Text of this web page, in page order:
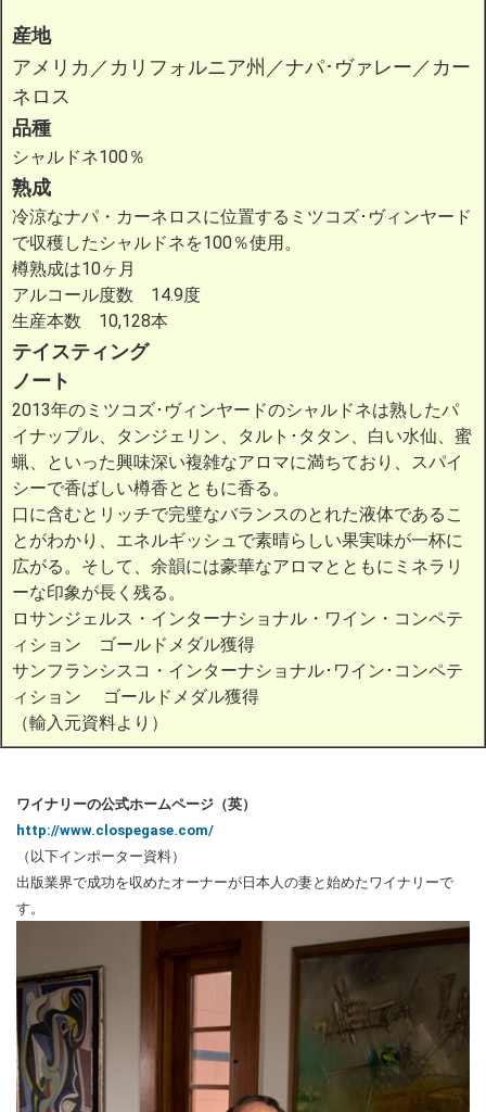
産地
アメリカ／カリフォルニア州／ナパ･ヴァレー／カー
ネロス
品種
シャルドネ100％
熟成
冷涼なナパ・カーネロスに位置するミツコズ･ヴィンヤード
で収穫したシャルドネを100％使用。
樽熟成は10ヶ月
アルコール度数 14.9度
生産本数 10,128本
テイスティング
ノート
2013年のミツコズ･ヴィンヤードのシャルドネは熟したパ
イナップル、タンジェリン、タルト･タタン、白い水仙、蜜
蝋、といった興味深い複雑なアロマに満ちており、スパイ
シーで香ばしい樽香とともに香る。
口に含むとリッチで完璧なバランスのとれた液体であるこ
とがわかり、エネルギッシュで素晴らしい果実味が一杯に
広がる。そして、余韻には豪華なアロマとともにミネラリ
ーな印象が長く残る。
ロサンジェルス・インターナショナル・ワイン・コンペテ
ィション ゴールドメダル獲得
サンフランシスコ・インターナショナル･ワイン･コンペテ
ィション ゴールドメダル獲得
（輸入元資料より）
ワイナリーの公式ホームページ（英）
http://www.clospegase.com/
（以下インポーター資料）
出版業界で成功を収めたオーナーが日本人の妻と始めたワイナリーで
す。